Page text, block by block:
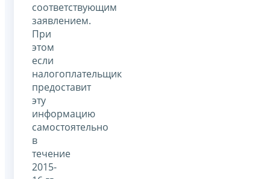
соответствующим
заявлением.
При
этом
если
налогоплательщик
предоставит
эту
информацию
самостоятельно
в
течение
2015-